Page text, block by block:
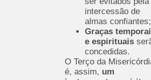
intercessão de
almas confiantes;
Graças
e espirituais
concedidas.
O Terço da
é, assim, um